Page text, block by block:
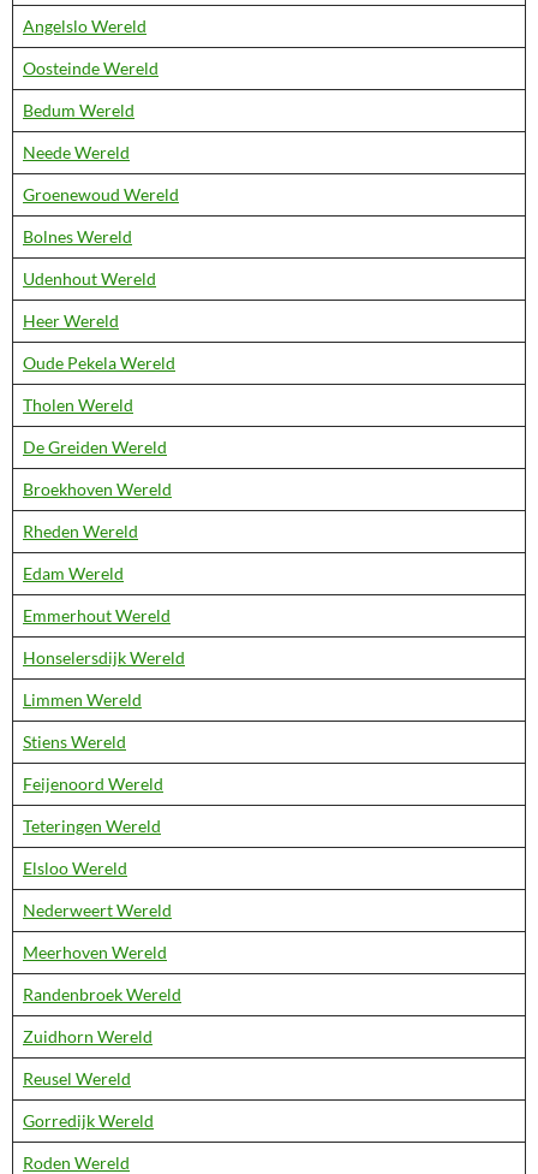
Angelslo Wereld
Oosteinde Wereld
Bedum Wereld
Neede Wereld
Groenewoud Wereld
Bolnes Wereld
Udenhout Wereld
Heer Wereld
Oude Pekela Wereld
Tholen Wereld
De Greiden Wereld
Broekhoven Wereld
Rheden Wereld
Edam Wereld
Emmerhout Wereld
Honselersdijk Wereld
Limmen Wereld
Stiens Wereld
Feijenoord Wereld
Teteringen Wereld
Elsloo Wereld
Nederweert Wereld
Meerhoven Wereld
Randenbroek Wereld
Zuidhorn Wereld
Reusel Wereld
Gorredijk Wereld
Roden Wereld